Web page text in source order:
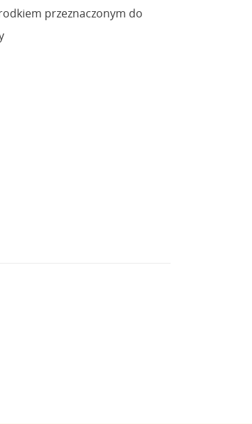
przeznaczonym do